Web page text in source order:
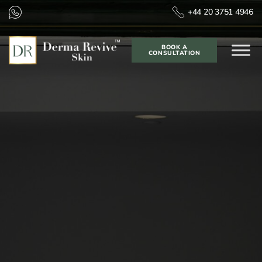
+44 20 3751 4946
BOOK A
CONSULTATION